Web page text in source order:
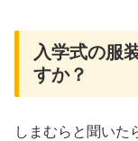
入学式の服
すか？
しまむらと聞いた